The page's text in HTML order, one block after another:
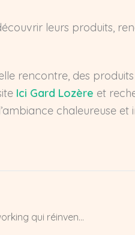
leurs produits,
rencontre, des
Ici Gard Lozère et
chaleureuse et
Evad Espaces à Nîmes : le coworking qui réinvente votre quotidien pro